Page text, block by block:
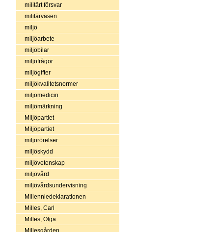
militärt försvar
militärväsen
miljö
miljöarbete
miljöbilar
miljöfrågor
miljögifter
miljökvalitetsnormer
miljömedicin
miljömärkning
Miljöpartiet
Miljöpartiet
miljörörelser
miljöskydd
miljövetenskap
miljövård
miljövårdsundervisning
Millenniedeklarationen
Milles, Carl
Milles, Olga
Millesgården